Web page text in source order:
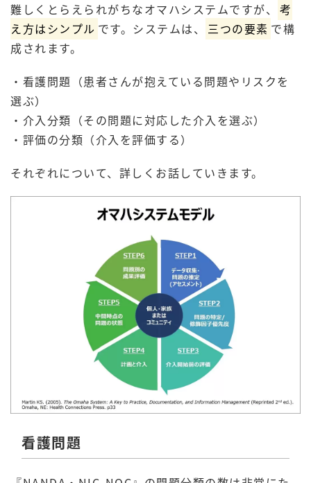
難しくとらえられがちなオマハシステムですが、
考
え方はシンプル です。システムは、 三つの要素 で構
成されます。
・看護問題（患者さんが抱えている問題やリスクを
選ぶ）
・介入分類（その問題に対応した介入を選ぶ）
・評価の分類（介入を評価する）
それぞれについて、詳しくお話していきます。
看護問題